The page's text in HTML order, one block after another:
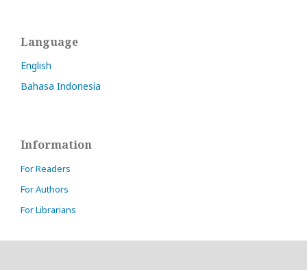
Language
English
Bahasa Indonesia
Information
For Readers
For Authors
For Librarians